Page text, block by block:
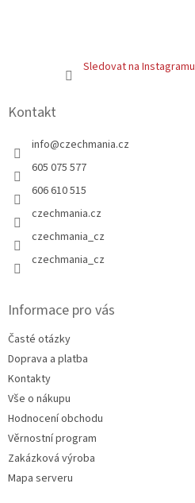
Sledovat na Instagramu
Kontakt
info@czechmania.cz
605 075 577
606 610 515
czechmania.cz
czechmania_cz
czechmania_cz
Informace pro vás
Časté otázky
Doprava a platba
Kontakty
Vše o nákupu
Hodnocení obchodu
Věrnostní program
Zakázková výroba
Mapa serveru